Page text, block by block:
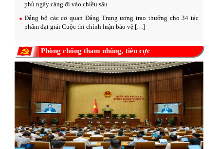
phủ ngày càng đi vào chiều sâu
Đảng bộ các cơ quan Đảng Trung ương trao thưởng cho 34 tác
phẩm đạt giải Cuộc thi chính luận bảo vệ […]
Phòng chống tham nhũng, tiêu cực